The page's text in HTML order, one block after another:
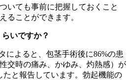
いても事前に把握しておくこと
ることができます。
いですか？
によると、包茎手術後に86%の患
交時の痛み、かゆみ、灼熱感）が
たと報告しています。勃起機能の